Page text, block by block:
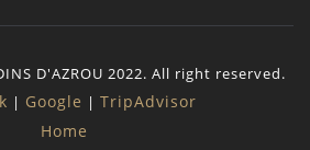
D'AZROU 2022. All right reserved.
| Google | TripAdvisor
Home